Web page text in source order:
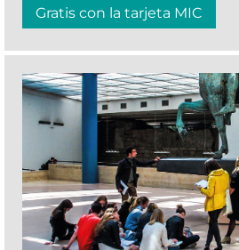
Gratis con la tarjeta MIC